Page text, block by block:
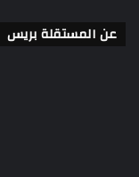
عن المستقلة بريس